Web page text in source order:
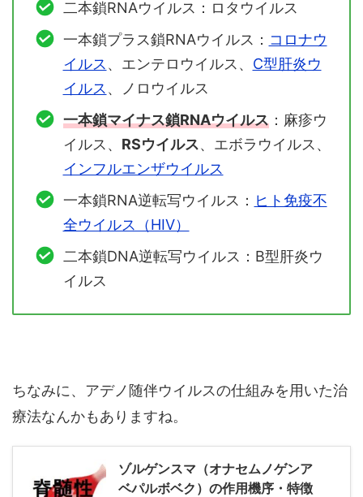
二本鎖RNAウイルス：ロタウイルス
一本鎖プラス鎖RNAウイルス： コロナウ
イルス 、エンテロウイルス、 C型肝炎ウ
イルス 、ノロウイルス
一本鎖マイナス鎖RNAウイルス：麻疹ウ
イルス、 RSウイルス、エボラウイルス、
インフルエンザウイルス
一本鎖RNA逆転写ウイルス： ヒト免疫不
全ウイルス（HIV）
二本鎖DNA逆転写ウイルス：B型肝炎ウ
イルス
ちなみに、アデノ随伴ウイルスの仕組みを用いた治
療法なんかもありますね。
ゾルゲンスマ（オナセムノゲンア
ベパルボベク）の作用機序・特徴